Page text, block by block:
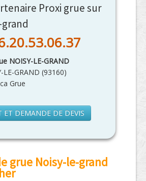
Proxi grue sur
NOISY-LE-GRAND
LE-GRAND (93160)
Grue
ET DEMANDE DE DEVIS
grue Noisy-le-grand